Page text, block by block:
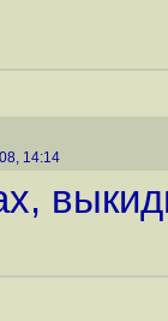
14:14